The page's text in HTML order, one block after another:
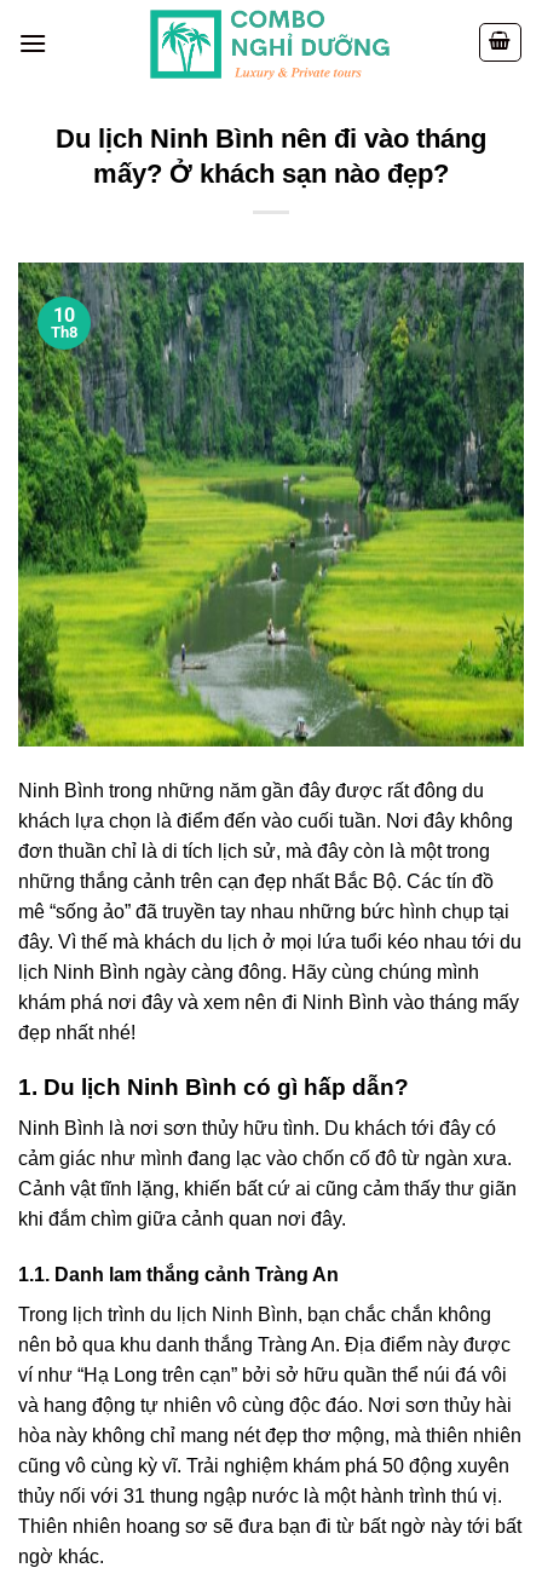
Du lịch Ninh Bình nên đi vào tháng
mấy? Ở khách sạn nào đẹp?
10
Th8
Ninh Bình trong những năm gần đây được rất đông du
khách lựa chọn là điểm đến vào cuối tuần. Nơi đây không
đơn thuần chỉ là di tích lịch sử, mà đây còn là một trong
những thắng cảnh trên cạn đẹp nhất Bắc Bộ. Các tín đồ
mê “sống ảo” đã truyền tay nhau những bức hình chụp tại
đây. Vì thế mà khách du lịch ở mọi lứa tuổi kéo nhau tới du
lịch Ninh Bình ngày càng đông. Hãy cùng chúng mình
khám phá nơi đây và xem nên đi Ninh Bình vào tháng mấy
đẹp nhất nhé!
1. Du lịch Ninh Bình có gì hấp dẫn?
Ninh Bình là nơi sơn thủy hữu tình. Du khách tới đây có
cảm giác như mình đang lạc vào chốn cố đô từ ngàn xưa.
Cảnh vật tĩnh lặng, khiến bất cứ ai cũng cảm thấy thư giãn
khi đắm chìm giữa cảnh quan nơi đây.
1.1. Danh lam thắng cảnh Tràng An
Trong lịch trình du lịch Ninh Bình, bạn chắc chắn không
nên bỏ qua khu danh thắng Tràng An. Địa điểm này được
ví như “Hạ Long trên cạn” bởi sở hữu quần thể núi đá vôi
và hang động tự nhiên vô cùng độc đáo. Nơi sơn thủy hài
hòa này không chỉ mang nét đẹp thơ mộng, mà thiên nhiên
cũng vô cùng kỳ vĩ. Trải nghiệm khám phá 50 động xuyên
thủy nối với 31 thung ngập nước là một hành trình thú vị.
Thiên nhiên hoang sơ sẽ đưa bạn đi từ bất ngờ này tới bất
ngờ khác.